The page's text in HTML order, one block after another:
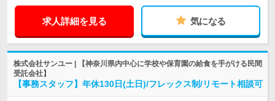
求人詳細を見る 気になる
株式会社サンユー | 【神奈川県内中心に学校や保育園の給食を手がける民間
受託会社】
【事務スタッフ】年休130日(土日)/フレックス制/リモート相談可